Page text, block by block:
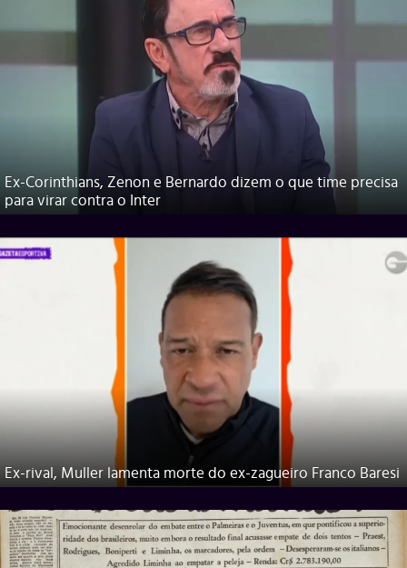
Ex-Corinthians, Zenon e Bernardo dizem o que time precisa
para virar contra o Inter
Ex-rival, Muller lamenta morte do ex-zagueiro Franco Baresi